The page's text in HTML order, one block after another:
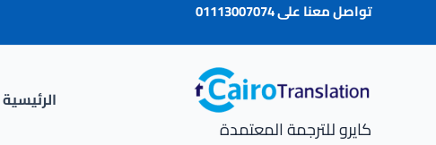
تواصل معنا على01113007074
كايرو للترجمة المعتمدة
الرئيسية